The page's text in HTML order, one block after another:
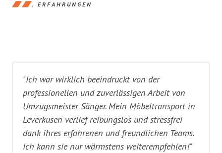
ERFAHRUNGEN
"Ich war wirklich beeindruckt von der
professionellen und zuverlässigen Arbeit von
Umzugsmeister Sänger. Mein Möbeltransport in
Leverkusen verlief reibungslos und stressfrei
dank ihres erfahrenen und freundlichen Teams.
Ich kann sie nur wärmstens weiterempfehlen!"